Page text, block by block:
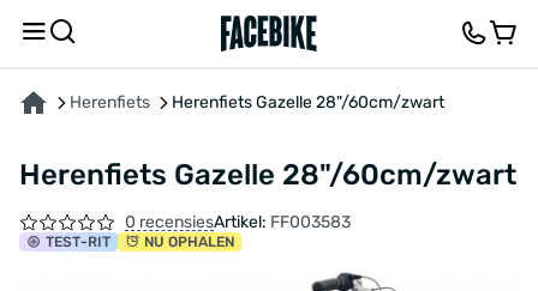
Herenfiets Herenfiets Gazelle 28"/60cm/zwart
Herenfiets Gazelle 28"/60cm/zwart
0 recensiesArtikel: FF003583
TEST-RIT NU OPHALEN
OVER HET PRODUCT KENMERKENBESCHRIJVING FEEDBACK EN VRAGEN